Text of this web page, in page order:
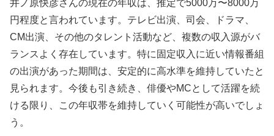
井ノ原快彦さんの現在の年収は、推定で5000万〜8000万
円程度と言われています。テレビ出演、司会、ドラマ、
CM出演、その他のタレント活動など、複数の収入源がバ
ランスよく存在しています。特に固定収入に近い情報番組
の出演があった期間は、安定的に高水準を維持していたと
見られます。今後も引き続き、俳優やMCとして活躍を続
ける限り、この年収帯を維持していく可能性が高いでしょ
う。